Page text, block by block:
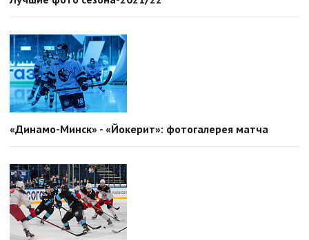
«Динамо-Минск» - «Йокерит»: фотогалерея матча